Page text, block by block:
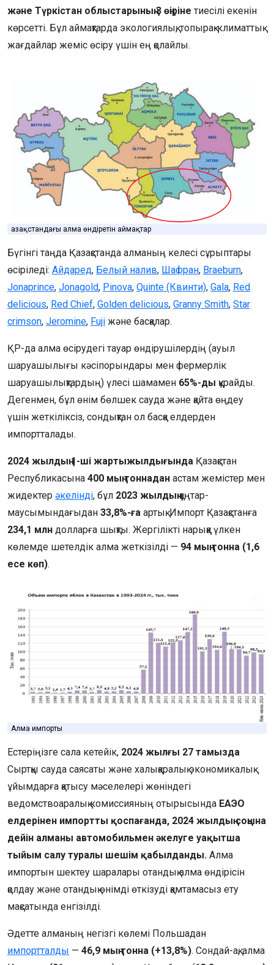
және Түркістан облыстарының 3 өңіріне тиесілі екенін
көрсетті. Бұл аймақтарда экологиялық, топырақ-климаттық
жағдайлар жеміс өсіру үшін ең қолайлы.
Қазақстандағы алма өндіретін аймақтар
Бүгінгі таңда Қазақстанда алманың келесі сұрыптары
өсіріледі: Айдаред, Белый налив, Шафран, Braeburn,
Jonaprince, Jonagold, Pinova, Quinte (Квинти), Gala, Red
delicious, Red Chief, Golden delicious, Granny Smith, Star
crimson, Jeromine, Fuji және басқалар.
ҚР-да алма өсірудегі тауар өндірушілердің (ауыл
шаруашылығы кәсіпорындары мен фермерлік
шаруашылықтардың) үлесі шамамен 65%-ды құрайды.
Дегенмен, бұл өнім бөлшек сауда және қайта өңдеу
үшін жеткіліксіз, сондықтан ол басқа елдерден
импортталады.
2024 жылдың 1-ші жартыжылдығында Қазақстан
Республикасына 400 мың тоннадан астам жемістер мен
жидектер әкелінді, бұл 2023 жылдыңқаңтар-
маусымындағыдан 33,8%-ға артық. Импорт Қазақстанға
234,1 млн долларға шықты. Жергілікті нарыққа үлкен
көлемде шетелдік алма жеткізілді — 94 мың тонна (1,6
есе көп).
Алма импорты
Естеріңізге сала кетейік, 2024 жылғы 27 тамызда
Сыртқы сауда саясаты және халықаралық экономикалық
ұйымдарға қатысу мәселелері жөніндегі
ведомствоаралық комиссияның отырысында ЕАЭО
елдерінен импортты қоспағанда, 2024 жылдың соңына
дейін алманы автомобильмен әкелуге уақытша
тыйым салу туралы шешім қабылданды. Алма
импортын шектеу шаралары отандық алма өндірісін
қолдау және отандық өнімді өткізуді қамтамасыз ету
мақсатында енгізілді.
Әдетте алманың негізгі көлемі Польшадан
импортталды — 46,9 мың тонна (+13,8%). Сондай-ақ, алма